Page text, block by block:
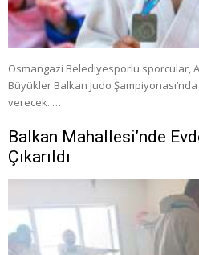
Osmangazi Belediyesporlu sporcular,
Büyükler Balkan Judo
verecek. …
Balkan Mahallesi’nde
Çıkarıldı